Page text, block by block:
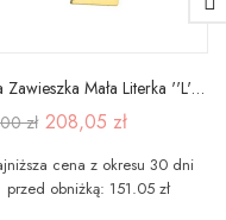
Złota Zawieszka Mała Literka ''L'' pr 585
zł 208,05 zł
cena z okresu 30 dni
przed obniżką: 151.05 zł